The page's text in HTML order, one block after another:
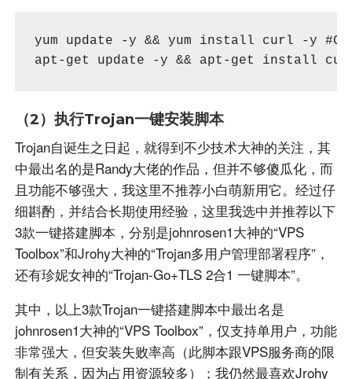
yum update -y && yum install curl -y
apt-get update -y && apt-get install curl
（2）执行Trojan一键安装脚本
Trojan自诞生之日起，就得到不少技术大神的关注，其
中最出名的是Randy大佬的作品，但并不够傻瓜化，而
且功能不够强大，我这里不推荐小白萌新用它。经过仔
细斟酌，并结合长期使用经验，这里我选中并推荐以下
3款一键搭建脚本，分别是johnrosen1大神的“VPS
Toolbox”和Jrohy大神的“Trojan多用户管理部署程序”，
还有珍妮女神的“Trojan-Go+TLS 2合1 一键脚本”。
其中，以上3款Trojan一键搭建脚本中最出名是
johnrosen1大神的“VPS Toolbox”，仅支持单用户，功能
非常强大，但安装失败率高（此脚本跟VPS服务商的限
制有关系，因为占用资源较多）；我仍然最喜欢Jrohy